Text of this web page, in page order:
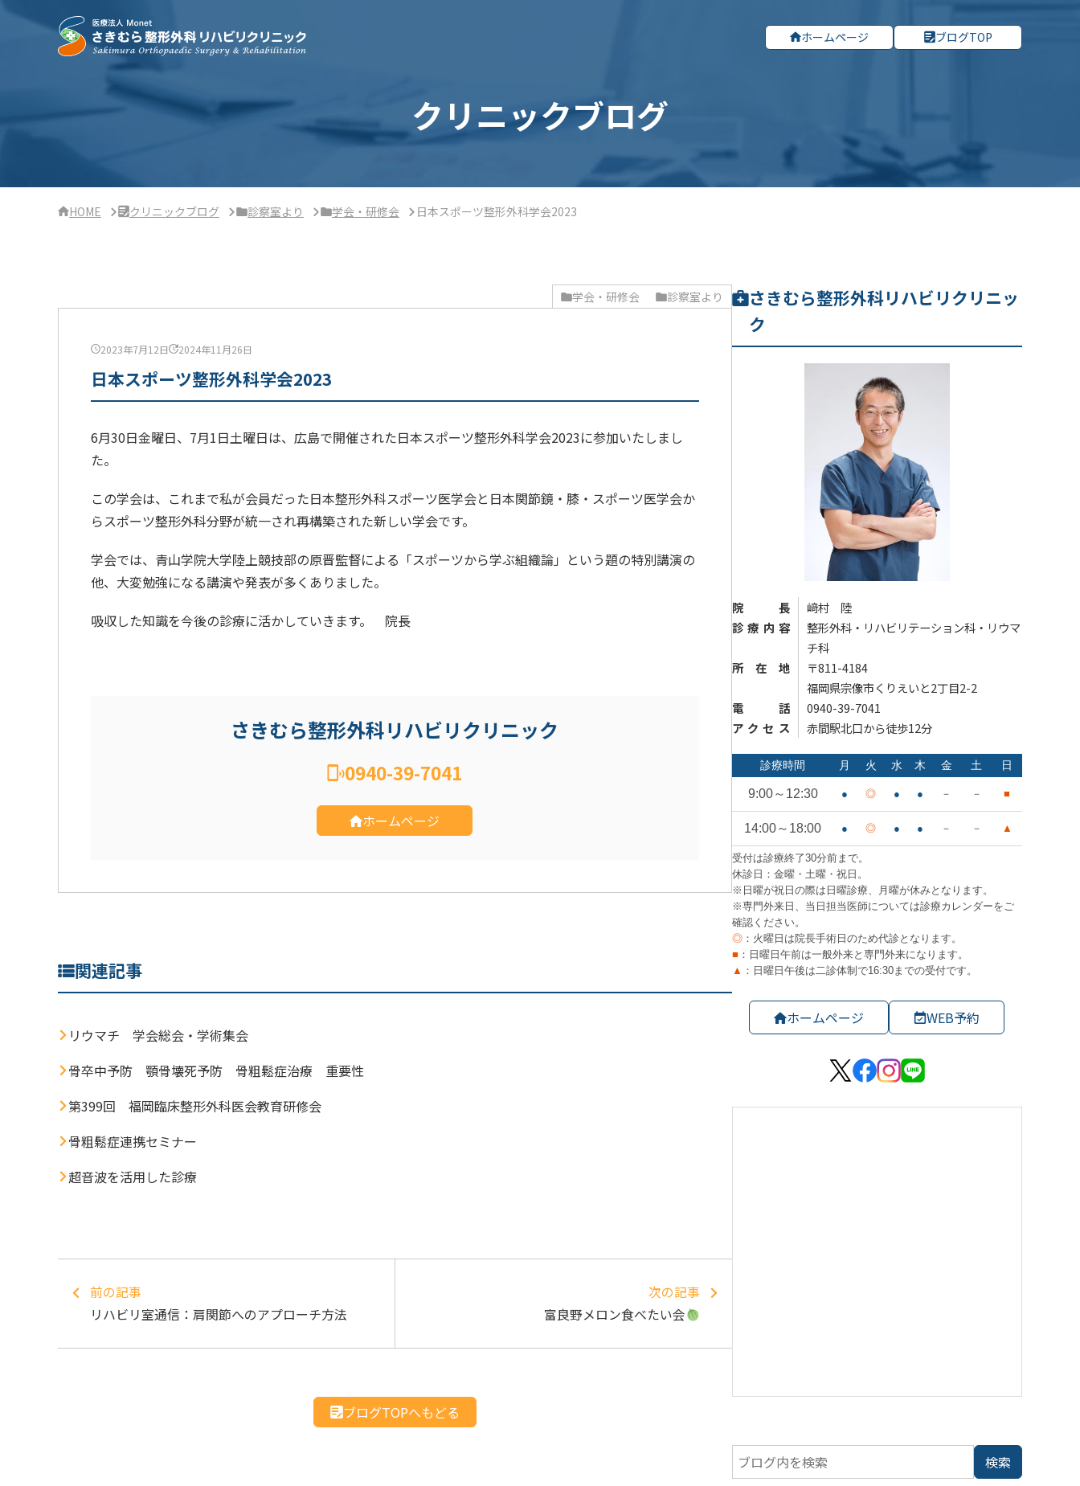
ホームページ ブログTOP
クリニックブログ
HOME クリニックブログ 診察室より 学会・研修会 日本スポーツ整形外科学会2023
学会・研修会 診察室より
2023年7月12日 2024年11月26日
日本スポーツ整形外科学会2023
6月30日金曜日、7月1日土曜日は、広島で開催された日本スポーツ整形外科学会2023に参加いたしまし
た。
この学会は、これまで私が会員だった日本整形外科スポーツ医学会と日本関節鏡・膝・スポーツ医学会か
らスポーツ整形外科分野が統一され再構築された新しい学会です。
学会では、青山学院大学陸上競技部の原晋監督による「スポーツから学ぶ組織論」という題の特別講演の
他、大変勉強になる講演や発表が多くありました。
吸収した知識を今後の診療に活かしていきます。 院長
さきむら整形外科リハビリクリニック
0940-39-7041
ホームページ
関連記事
リウマチ 学会総会・学術集会
骨卒中予防 顎骨壊死予防 骨粗鬆症治療 重要性
第399回 福岡臨床整形外科医会教育研修会
骨粗鬆症連携セミナー
超音波を活用した診療
前の記事
リハビリ室通信：肩関節へのアプローチ方法
次の記事
富良野メロン食べたい会
ブログTOPへもどる
さきむら整形外科リハビリクリニッ
ク
院長
﨑村 陸
診療内容
整形外科・リハビリテーション科・リウマ
チ科
所在地
〒811-4184
福岡県宗像市くりえいと2丁目2-2
電話
0940-39-7041
アクセス
赤間駅北口から徒歩12分
ホームページ WEB予約